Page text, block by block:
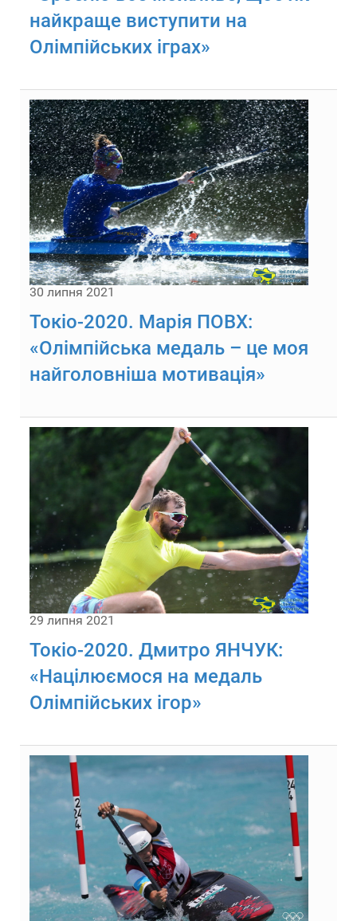
найкраще виступити на
Олімпійських іграх»
30 липня 2021
Токіо-2020. Марія ПОВХ:
«Олімпійська медаль – це моя
найголовніша мотивація»
29 липня 2021
Токіо-2020. Дмитро ЯНЧУК:
«Націлюємося на медаль
Олімпійських ігор»